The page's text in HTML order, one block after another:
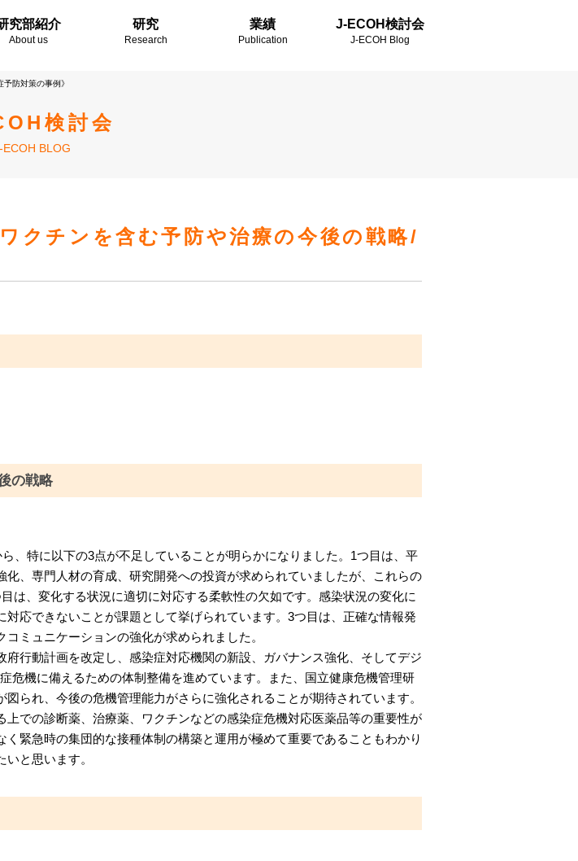
究部紹介
About us
研究
Research
業績
Publication
J-ECOH検討会
J-ECOH Blog
防対策の事例》
検討会
ECOH BLOG
クチンを含む予防や治療の今後の戦略/
の戦略
、特に以下の3点が不足していることが明らかになりました。1つ目は、平
、専門人材の育成、研究開発への投資が求められていましたが、これらの
は、変化する状況に適切に対応する柔軟性の欠如です。感染状況の変化に
応できないことが課題として挙げられています。3つ目は、正確な情報発
ミュニケーションの強化が求められました。
行動計画を改定し、感染症対応機関の新設、ガバナンス強化、そしてデジ
危機に備えるための体制整備を進めています。また、国立健康危機管理研
られ、今後の危機管理能力がさらに強化されることが期待されています。
での診断薬、治療薬、ワクチンなどの感染症危機対応医薬品等の重要性が
緊急時の集団的な接種体制の構築と運用が極めて重要であることもわかり
と思います。